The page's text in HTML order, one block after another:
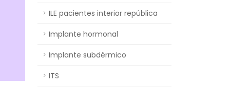
ILE pacientes interior república
Implante hormonal
Implante subdérmico
ITS